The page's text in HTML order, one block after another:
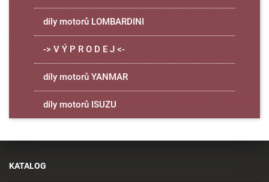
díly motorů LOMBARDINI
-> V Ý P R O D E J <-
díly motorů YANMAR
díly motorů ISUZU
KATALOG